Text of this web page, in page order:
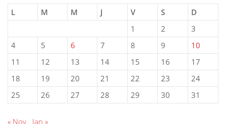
L
M M J V S
D
1
2
3
4
5 6 7 8 9
10
11
12 13 14 15 16
17
18
19 20 21 22 23
24
25
26 27 28 29 30 31
« Nov Jan »